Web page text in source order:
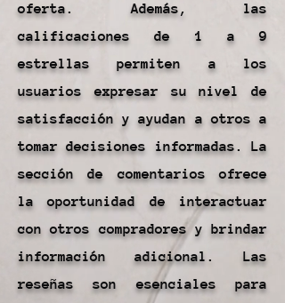
oferta. Además, las
calificaciones de 1 a 9
estrellas permiten a los
usuarios expresar su nivel de
satisfacción y ayudan a otros a
tomar decisiones informadas. La
sección de comentarios ofrece
la oportunidad de interactuar
con otros compradores y brindar
información adicional. Las
reseñas son esenciales para